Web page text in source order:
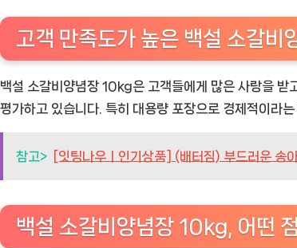
고객 만족도가 높은 백설 소갈비
백설 소갈비양념장 10kg은 고객들에게 많은 사랑을 받
평가하고 있습니다. 특히 대용량 포장으로 경제적이라
참고> [잇팅나우ㅣ인기상품] (배터짐) 부드러운
백설 소갈비양념장 10kg, 어떤